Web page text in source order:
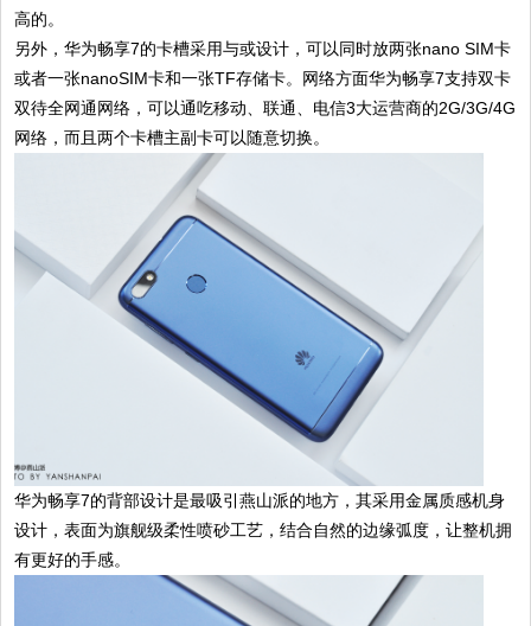
高的。
另外，华为畅享7的卡槽采用与或设计，可以同时放两张nano SIM卡
或者一张nanoSIM卡和一张TF存储卡。网络方面华为畅享7支持双卡
双待全网通网络，可以通吃移动、联通、电信3大运营商的2G/3G/4G
网络，而且两个卡槽主副卡可以随意切换。
华为畅享7的背部设计是最吸引燕山派的地方，其采用金属质感机身
设计，表面为旗舰级柔性喷砂工艺，结合自然的边缘弧度，让整机拥
有更好的手感。